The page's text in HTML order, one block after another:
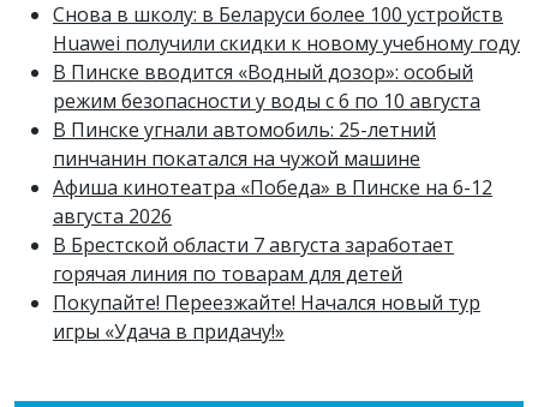
Снова в школу: в Беларуси более 100 устройств
Huawei получили скидки к новому учебному году
В Пинске вводится «Водный дозор»: особый
режим безопасности у воды с 6 по 10 августа
В Пинске угнали автомобиль: 25-летний
пинчанин покатался на чужой машине
Афиша кинотеатра «Победа» в Пинске на 6-12
августа 2026
В Брестской области 7 августа заработает
горячая линия по товарам для детей
Покупайте! Переезжайте! Начался новый тур
игры «Удача в придачу!»